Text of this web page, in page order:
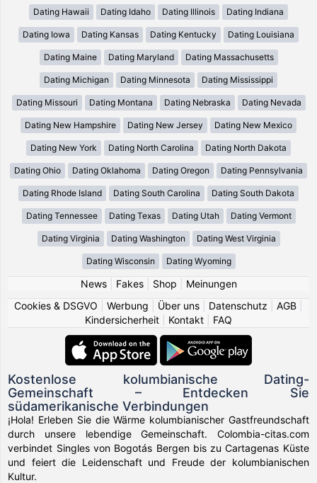
Dating Hawaii Dating Idaho Dating Illinois Dating Indiana
Dating Iowa Dating Kansas Dating Kentucky Dating Louisiana
Dating Maine Dating Maryland Dating Massachusetts
Dating Michigan Dating Minnesota Dating Mississippi
Dating Missouri Dating Montana Dating Nebraska Dating Nevada
Dating New Hampshire Dating New Jersey Dating New Mexico
Dating New York Dating North Carolina Dating North Dakota
Dating Ohio Dating Oklahoma Dating Oregon Dating Pennsylvania
Dating Rhode Island Dating South Carolina Dating South Dakota
Dating Tennessee Dating Texas Dating Utah Dating Vermont
Dating Virginia Dating Washington Dating West Virginia
Dating Wisconsin Dating Wyoming
News| Fakes| Shop
Meinungen
Cookies & DSGVO
Werbung Über uns Datenschutz AGB
Kindersicherheit
Kontakt FAQ
Kostenlose kolumbianische Dating-
Gemeinschaft – Entdecken Sie
südamerikanische Verbindungen
¡Hola! Erleben Sie die Wärme kolumbianischer Gastfreundschaft
durch unsere lebendige Gemeinschaft. Colombia-citas.com
verbindet Singles von Bogotás Bergen bis zu Cartagenas Küste
und feiert die Leidenschaft und Freude der kolumbianischen
Kultur.